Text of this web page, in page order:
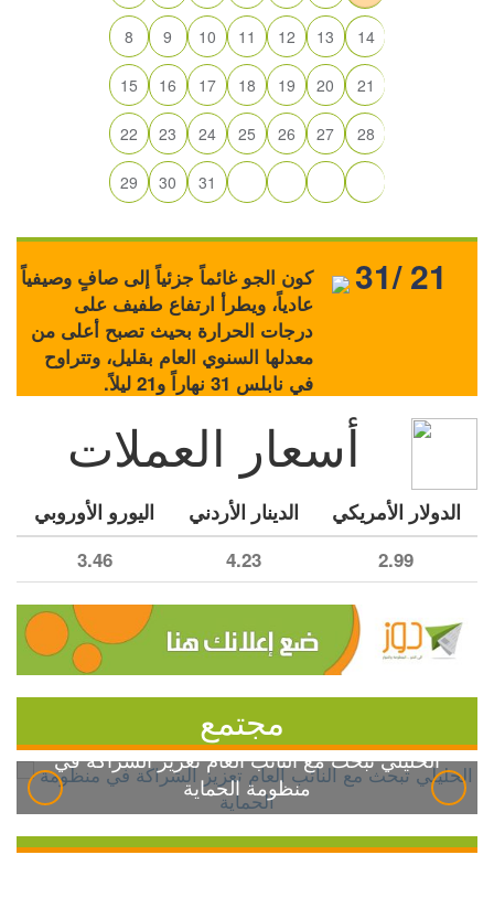
8 9 10 11 12 13 14
15 16 17 18 19 20 21
22 23 24 25 26 27 28
29 30 31
كون الجو غائماً جزئياً إلى صافٍ وصيفياً
عادياً، ويطرأ ارتفاع طفيف على
درجات الحرارة بحيث تصبح أعلى من
معدلها السنوي العام بقليل، وتتراوح
في نابلس 31 نهاراً و21 ليلاً.
31/ 21
أسعار العملات
الدولار الأمريكي الدينار الأردني اليورو الأوروبي
2.99
4.23
3.46
مجتمع
الخليلي تبحث مع النائب العام تعزيز الشراكة في
منظومة الحماية